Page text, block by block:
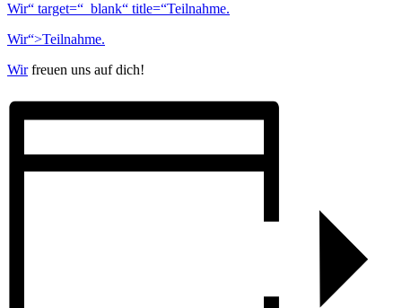
Wir“ target=“_blank“ title=“Teilnahme.
Wir“>Teilnahme.
Wirfreuen uns auf dich!